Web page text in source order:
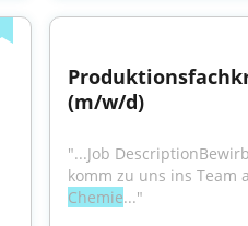
(m/w/d)
"...Job
Chemie..."